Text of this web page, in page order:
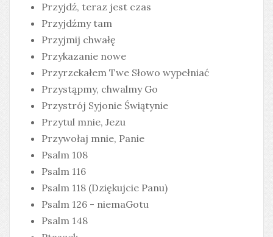
Przyjdź, teraz jest czas
Przyjdźmy tam
Przyjmij chwałę
Przykazanie nowe
Przyrzekałem Twe Słowo wypełniać
Przystąpmy, chwalmy Go
Przystrój Syjonie Świątynie
Przytul mnie, Jezu
Przywołaj mnie, Panie
Psalm 108
Psalm 116
Psalm 118 (Dziękujcie Panu)
Psalm 126 - niemaGotu
Psalm 148